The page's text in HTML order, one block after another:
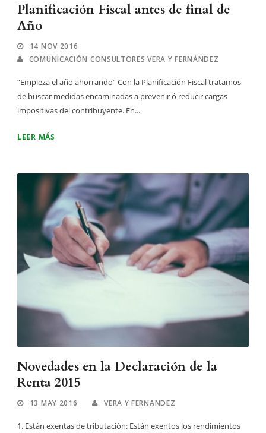
Planificación Fiscal antes de final de
Año
14 NOV 2016
COMUNICACIÓN CONSULTORES VERA Y FERNÁNDEZ
“Empieza el año ahorrando” Con la Planificación Fiscal tratamos
de buscar medidas encaminadas a prevenir ó reducir cargas
impositivas del contribuyente. En...
LEER MÁS
Novedades en la Declaración de la
Renta 2015
13 MAY 2016 VERA Y FERNANDEZ
1. Están exentas de tributación: Están exentos los rendimientos